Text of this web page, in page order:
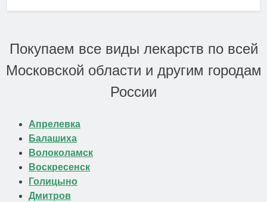
Покупаем все виды лекарств по всей
Московской области и другим городам
России
Апрелевка
Балашиха
Волоколамск
Воскресенск
Голицыно
Дмитров